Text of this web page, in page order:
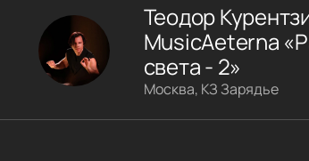
Теодор
MusicAeterna
света - 2»
Москва, КЗ Зарядье